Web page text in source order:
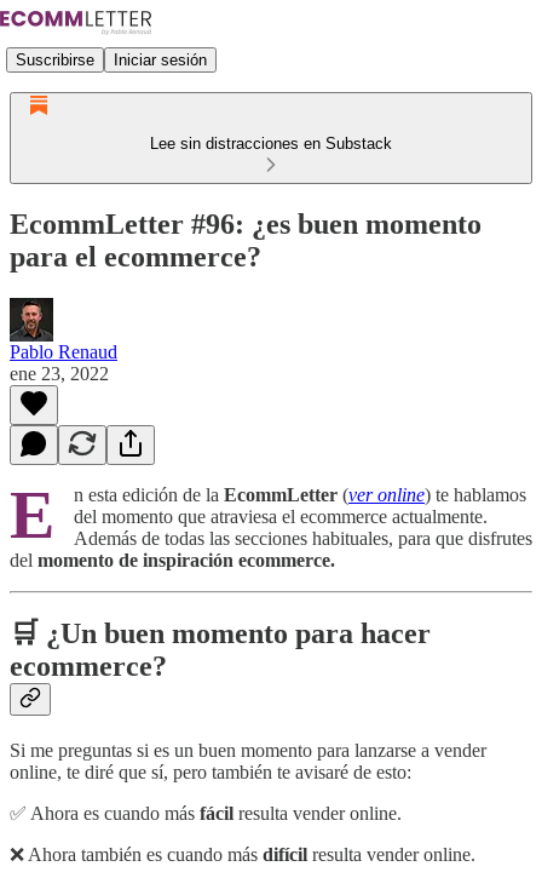
Suscribirse Iniciar sesión
Lee sin distracciones en Substack
EcommLetter #96: ¿es buen momento
para el ecommerce?
Pablo Renaud
ene 23, 2022
E n esta edición de la EcommLetter (ver online) te hablamos
del momento que atraviesa el ecommerce actualmente.
Además de todas las secciones habituales, para que disfrutes
del momento de inspiración ecommerce.
🛒 ¿Un buen momento para hacer
ecommerce?
Si me preguntas si es un buen momento para lanzarse a vender
online, te diré que sí, pero también te avisaré de esto:
✅ Ahora es cuando más fácil resulta vender online.
❌ Ahora también es cuando más difícil resulta vender online.